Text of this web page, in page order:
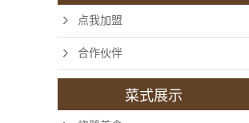
点我加盟
合作伙伴
菜式展示